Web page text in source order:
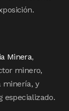
Minera,
minero,
minería, y
especializado.